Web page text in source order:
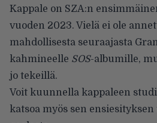
Kappale on SZA:n
vuoden 2023. Vielä ei ole
mahdollisesta seuraajasta
kahmineelle SOS-albumille,
jo tekeillä.
Voit kuunnella kappaleen
katsoa myös sen